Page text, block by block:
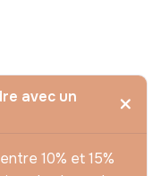
avec un
10% et 15%